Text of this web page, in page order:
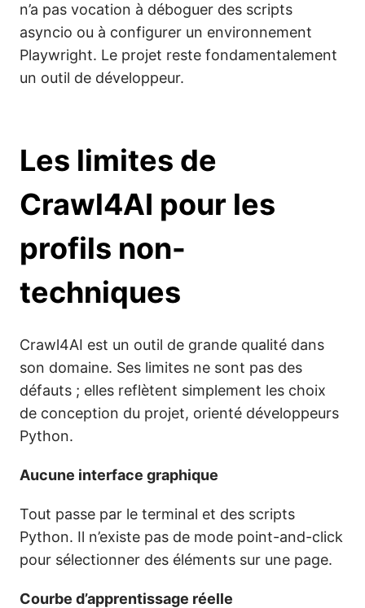
n’a pas vocation à déboguer des scripts
asyncio ou à configurer un environnement
Playwright. Le projet reste fondamentalement
un outil de développeur.
Les limites de
Crawl4AI pour les
profils non-
techniques
Crawl4AI est un outil de grande qualité dans
son domaine. Ses limites ne sont pas des
défauts ; elles reflètent simplement les choix
de conception du projet, orienté développeurs
Python.
Aucune interface graphique
Tout passe par le terminal et des scripts
Python. Il n’existe pas de mode point-and-click
pour sélectionner des éléments sur une page.
Courbe d’apprentissage réelle